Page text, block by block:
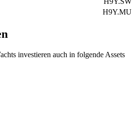
H9Y.MU
investieren auch in folgende Assets